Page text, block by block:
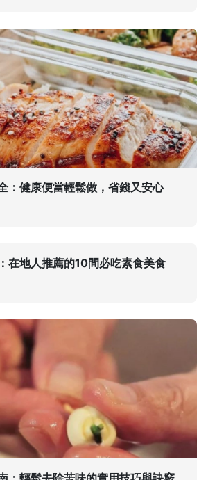
：健康便當輕鬆做，省錢又安心
在地人推薦的10間必吃素食美食